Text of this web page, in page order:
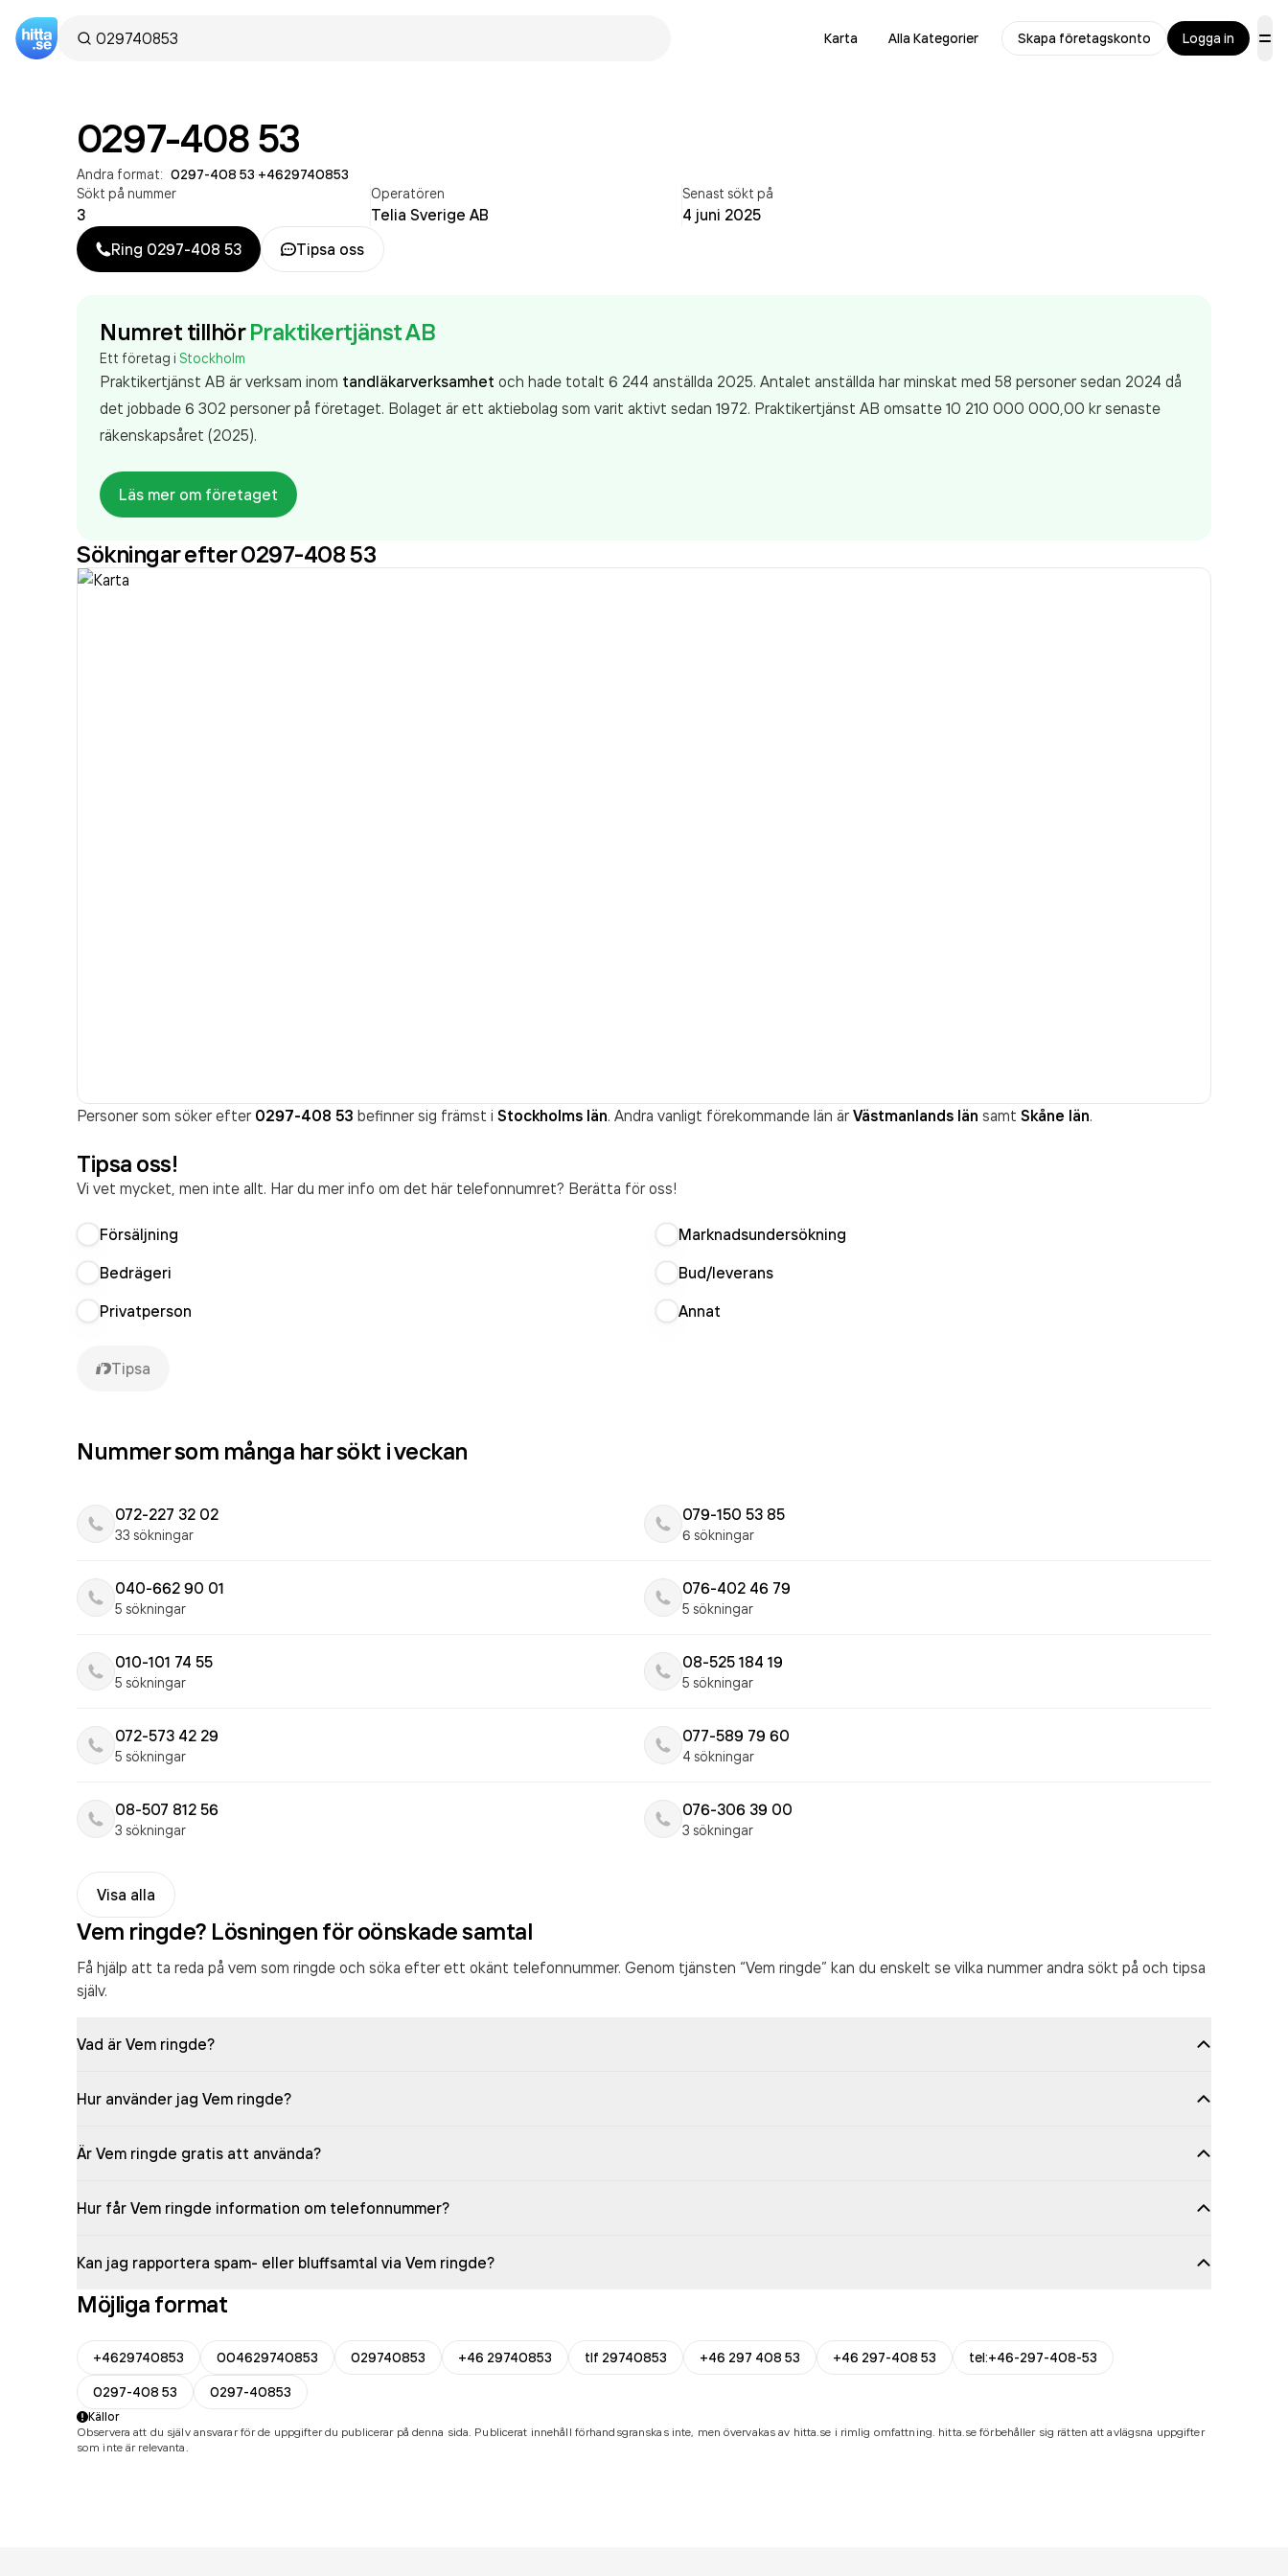
Karta Alla Kategorier Skapa företagskonto Logga in
0297-408 53
Andra format: 0297-408 53 +4629740853
Sökt på nummer
3
Operatören
Telia Sverige AB
Senast sökt på
4 juni 2025
Ring 0297-408 53 Tipsa oss
Numret tillhör Praktikertjänst AB
Ett företag i Stockholm
Praktikertjänst AB är verksam inom tandläkarverksamhet och hade totalt 6 244 anställda 2025. Antalet anställda har minskat med 58 personer sedan 2024 då
det jobbade 6 302 personer på företaget. Bolaget är ett aktiebolag som varit aktivt sedan 1972. Praktikertjänst AB omsatte 10 210 000 000,00 krsenaste
räkenskapsåret (2025).
Läs mer om företaget
Sökningar efter 0297-408 53
Personer som söker efter 0297-408 53 befinner sig främst i Stockholms län. Andra vanligt förekommande län är Västmanlands län samt Skåne län.
Tipsa oss!
Vi vet mycket, men inte allt. Har du mer info om det här telefonnumret? Berätta för oss!
Försäljning
Marknadsundersökning
Bedrägeri
Bud/leverans
Privatperson
Annat
Tipsa
Nummer som många har sökt i veckan
072-227 32 02
33 sökningar
079-150 53 85
6 sökningar
040-662 90 01
5 sökningar
076-402 46 79
5 sökningar
010-101 74 55
5 sökningar
08-525 184 19
5 sökningar
072-573 42 29
5 sökningar
077-589 79 60
4 sökningar
08-507 812 56
3 sökningar
076-306 39 00
3 sökningar
Visa alla
Vem ringde? Lösningen för oönskade samtal
Få hjälp att ta reda på vem som ringde och söka efter ett okänt telefonnummer. Genom tjänsten “Vem ringde” kan du enskelt se vilka nummer andra sökt på och tipsa
själv.
Vad är Vem ringde?
Hur använder jag Vem ringde?
Är Vem ringde gratis att använda?
Hur får Vem ringde information om telefonnummer?
Kan jag rapportera spam- eller bluffsamtal via Vem ringde?
Möjliga format
+4629740853 004629740853 029740853 +46 29740853 tlf 29740853 +46 297 408 53 +46 297-408 53
tel:+46-297-408-53
0297-408 53
0297-40853
Källor
Observera att du själv ansvarar för de uppgifter du publicerar på denna sida. Publicerat innehåll förhandsgranskas inte, men övervakas av hitta.se i rimlig omfattning. hitta.se förbehåller sig rätten att avlägsna uppgifter
som inte är relevanta.